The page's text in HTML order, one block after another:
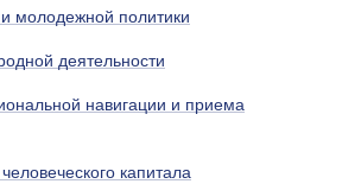
молодежной политики
деятельности
навигации и приема
капитала